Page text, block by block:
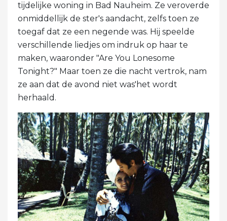
tijdelijke woning in Bad Nauheim. Ze veroverde
onmiddellijk de ster's aandacht, zelfs toen ze
toegaf dat ze een negende was. Hij speelde
verschillende liedjes om indruk op haar te
maken, waaronder "Are You Lonesome
Tonight?" Maar toen ze die nacht vertrok, nam
ze aan dat de avond niet was'het wordt
herhaald.